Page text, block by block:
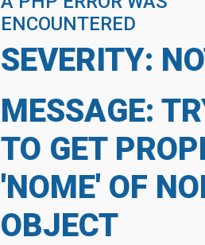
ENCOUNTERED
SEVERITY:
MESSAGE:
TO GET
'NOME' OF
OBJECT